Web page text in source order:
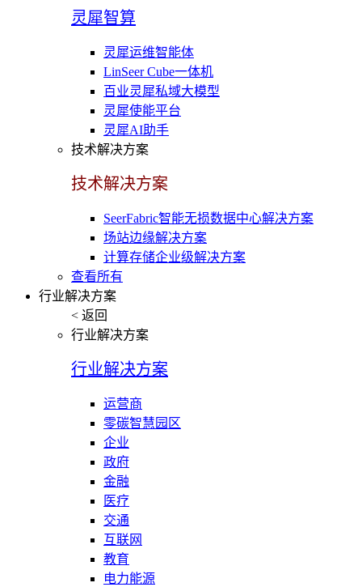
灵犀智算
灵犀运维智能体
LinSeer Cube一体机
百业灵犀私域大模型
灵犀使能平台
灵犀AI助手
技术解决方案
技术解决方案
SeerFabric智能无损数据中心解决方案
场站边缘解决方案
计算存储企业级解决方案
查看所有
行业解决方案
< 返回
行业解决方案
行业解决方案
运营商
零碳智慧园区
企业
政府
金融
医疗
交通
互联网
教育
电力能源